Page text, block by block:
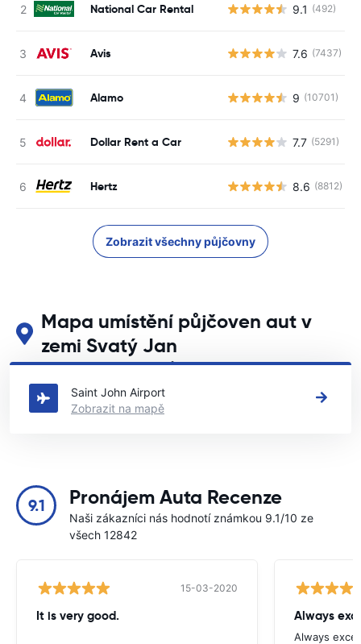
National Car Rental 9.1 (492)
Avis 7.6 (7437)
Alamo 9 (10701)
Dollar Rent a Car 7.7 (5291)
Hertz 8.6 (8812)
Zobrazit všechny půjčovny
Mapa umístění půjčoven aut v
zemi Svatý Jan
Podívejte se na naše hlavní půjčovny aut v zemi Svatý Jan
Saint John Airport
Zobrazit na mapě
9.1 Pronájem Auta Recenze
Naši zákazníci nás hodnotí známkou 9.1/10 ze
všech 12842
15-03-2020
It is very good. Always
Always